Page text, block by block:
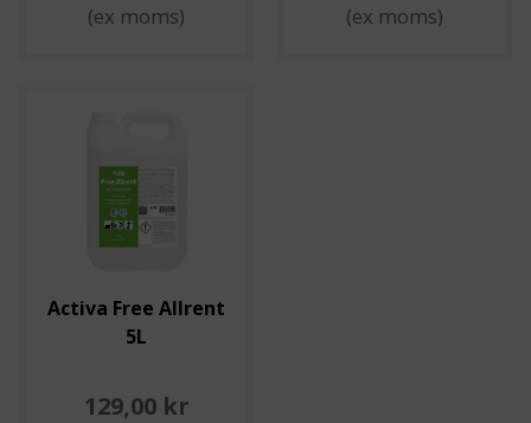
(ex moms) (ex moms)
Activa Free Allrent
5L
129,00 kr